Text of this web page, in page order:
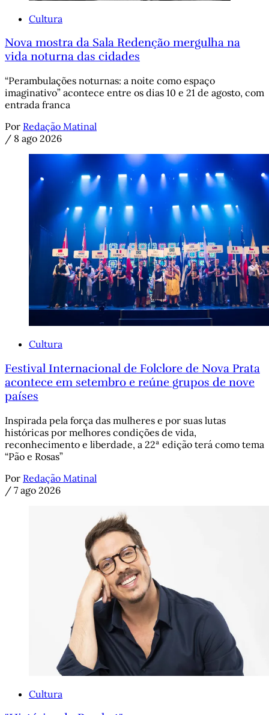
Cultura
Nova mostra da Sala Redenção mergulha na
vida noturna das cidades
“Perambulações noturnas: a noite como espaço
imaginativo” acontece entre os dias 10 e 21 de agosto, com
entrada franca
Por Redação Matinal
/ 8 ago 2026
Cultura
Festival Internacional de Folclore de Nova Prata
acontece em setembro e reúne grupos de nove
países
Inspirada pela força das mulheres e por suas lutas
históricas por melhores condições de vida,
reconhecimento e liberdade, a 22ª edição terá como tema
“Pão e Rosas”
Por Redação Matinal
/ 7 ago 2026
Cultura